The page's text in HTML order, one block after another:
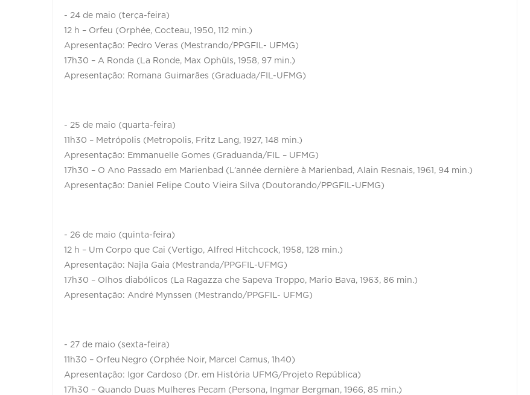
- 24 de maio (terça-feira)
12 h – Orfeu (Orphée, Cocteau, 1950, 112 min.)
Apresentação: Pedro Veras (Mestrando/PPGFIL- UFMG)
17h30 – A Ronda (La Ronde, Max Ophüls, 1958, 97 min.)
Apresentação: Romana Guimarães (Graduada/FIL-UFMG)
- 25 de maio (quarta-feira)
11h30 – Metrópolis (Metropolis, Fritz Lang, 1927, 148 min.)
Apresentação: Emmanuelle Gomes (Graduanda/FIL – UFMG)
17h30 – O Ano Passado em Marienbad (L’année dernière à Marienbad, Alain Resnais, 1961, 94 min.)
Apresentação: Daniel Felipe Couto Vieira Silva (Doutorando/PPGFIL-UFMG)
- 26 de maio (quinta-feira)
12 h – Um Corpo que Cai (Vertigo, Alfred Hitchcock, 1958, 128 min.)
Apresentação: Najla Gaia (Mestranda/PPGFIL-UFMG)
17h30 – Olhos diabólicos (La Ragazza che Sapeva Troppo, Mario Bava, 1963, 86 min.)
Apresentação: André Mynssen (Mestrando/PPGFIL- UFMG)
- 27 de maio (sexta-feira)
11h30 – Orfeu Negro (Orphée Noir, Marcel Camus, 1h40)
Apresentação: Igor Cardoso (Dr. em História UFMG/Projeto República)
17h30 – Quando Duas Mulheres Pecam (Persona, Ingmar Bergman, 1966, 85 min.)